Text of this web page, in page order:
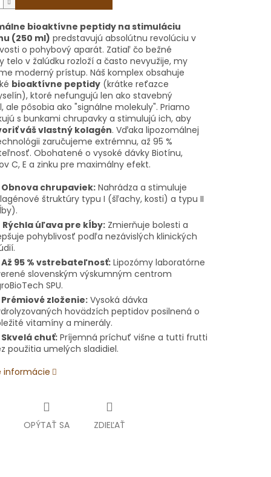
bioaktívne peptidy na stimuláciu
(250 ml) predstavujú absolútnu revolúciu v
o pohybový aparát. Zatiaľ čo bežné
telo v žalúdku rozloží a často nevyužije, my
moderný prístup. Náš komplex obsahuje
bioaktívne peptidy(krátke reťazce
ktoré nefungujú len ako stavebný
ale pôsobia ako "signálne molekuly". Priamo
s bunkami chrupavky a stimulujú ich, aby
váš vlastný kolagén. Vďaka lipozomálnej
zaručujeme extrémnu, až 95 %
Obohatené o vysoké dávky Biotínu,
C, E a zinku pre maximálny efekt.
Obnova chrupaviek:Nahrádza a stimuluje
štruktúry typu I (šľachy, kosti) a typu II
Rýchla úľava pre kĺby:Zmierňuje bolesti a
pohyblivosť podľa nezávislých klinických
Až 95 % vstrebateľnosť:Lipozómy laboratórne
slovenským výskumným centrom
SPU.
Prémiové zloženie:Vysoká dávka
hovädzích peptidov posilnená o
vitamíny a minerály.
Skvelá chuť:Príjemná príchuť višne a tutti frutti
použitia umelých sladidiel.
informácie
OPÝTAŤ SA ZDIEĽAŤ